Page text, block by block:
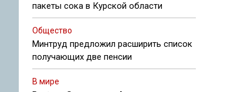
пакеты сока в Курской области
Общество
Минтруд предложил расширить список
получающих две пенсии
В мире